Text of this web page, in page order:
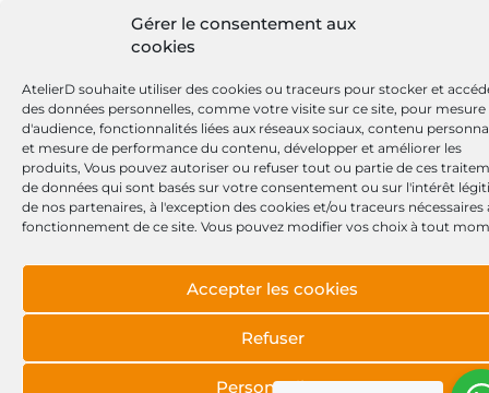
Gérer le consentement aux
cookies
AtelierD souhaite utiliser des cookies ou traceurs pour stocker et
des données personnelles, comme votre visite sur ce site, pour mesure
d'audience, fonctionnalités liées aux réseaux sociaux, contenu
et mesure de performance du contenu, développer et améliorer les
produits, Vous pouvez autoriser ou refuser tout ou partie de ces
de données qui sont basés sur votre consentement ou sur l'intérêt
de nos partenaires, à l'exception des cookies et/ou traceurs nécessaires
fonctionnement de ce site. Vous pouvez modifier vos choix à tout
Accepter les cookies
Refuser
Personnaliser